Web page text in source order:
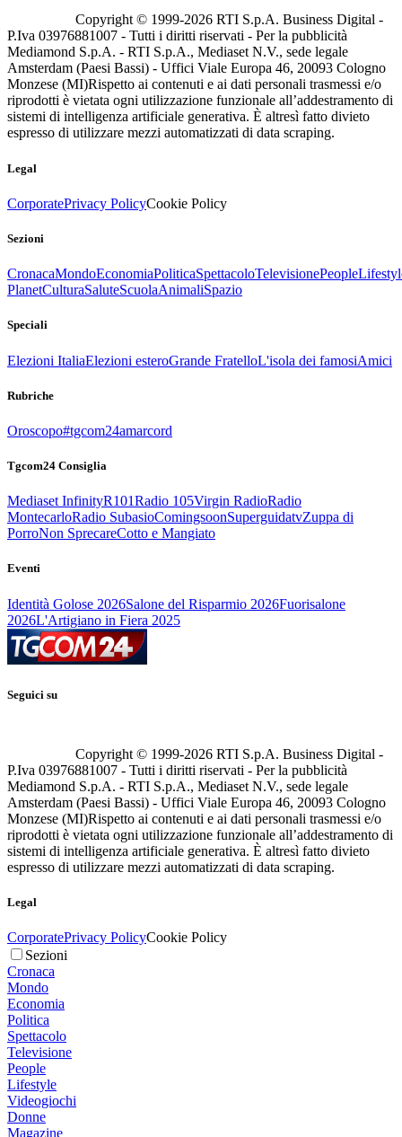
Copyright © 1999-2026 RTI S.p.A. Business Digital -
P.Iva 03976881007 - Tutti i diritti riservati - Per la pubblicità
Mediamond S.p.A. - RTI S.p.A., Mediaset N.V., sede legale
Amsterdam (Paesi Bassi) - Uffici Viale Europa 46, 20093 Cologno
Monzese (MI)Rispetto ai contenuti e ai dati personali trasmessi e/o
riprodotti è vietata ogni utilizzazione funzionale all’addestramento di
sistemi di intelligenza artificiale generativa. È altresì fatto divieto
espresso di utilizzare mezzi automatizzati di data scraping.
Legal
CorporatePrivacy PolicyCookie Policy
Sezioni
CronacaMondoEconomiaPoliticaSpettacoloTelevisionePeople
PlanetCulturaSaluteScuolaAnimaliSpazio
Speciali
Elezioni ItaliaElezioni esteroGrande FratelloL'isola dei famosiAmici
Rubriche
Oroscopo#tgcom24amarcord
Tgcom24 Consiglia
Mediaset InfinityR101Radio 105Virgin RadioRadio
MontecarloRadio SubasioComingsoonSuperguidatvZuppa di
PorroNon SprecareCotto e Mangiato
Eventi
Identità Golose 2026Salone del Risparmio 2026Fuorisalone
2026L'Artigiano in Fiera 2025
Seguici su
Copyright © 1999-2026 RTI S.p.A. Business Digital -
P.Iva 03976881007 - Tutti i diritti riservati - Per la pubblicità
Mediamond S.p.A. - RTI S.p.A., Mediaset N.V., sede legale
Amsterdam (Paesi Bassi) - Uffici Viale Europa 46, 20093 Cologno
Monzese (MI)Rispetto ai contenuti e ai dati personali trasmessi e/o
riprodotti è vietata ogni utilizzazione funzionale all’addestramento di
sistemi di intelligenza artificiale generativa. È altresì fatto divieto
espresso di utilizzare mezzi automatizzati di data scraping.
Legal
CorporatePrivacy PolicyCookie Policy
Sezioni
Cronaca
Mondo
Economia
Politica
Spettacolo
Televisione
People
Lifestyle
Videogiochi
Donne
Magazine